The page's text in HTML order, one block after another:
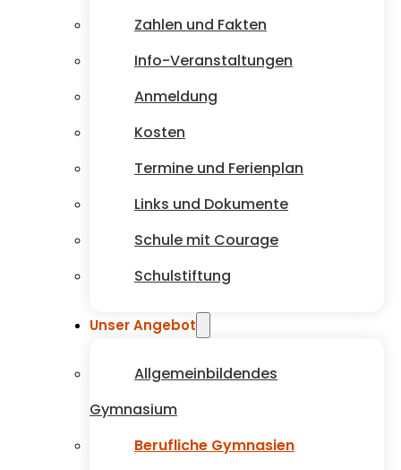
Zahlen und Fakten
Info-Veranstaltungen
Anmeldung
Kosten
Termine und Ferienplan
Links und Dokumente
Schule mit Courage
Schulstiftung
Unser Angebot
Allgemeinbildendes
Gymnasium
Berufliche Gymnasien